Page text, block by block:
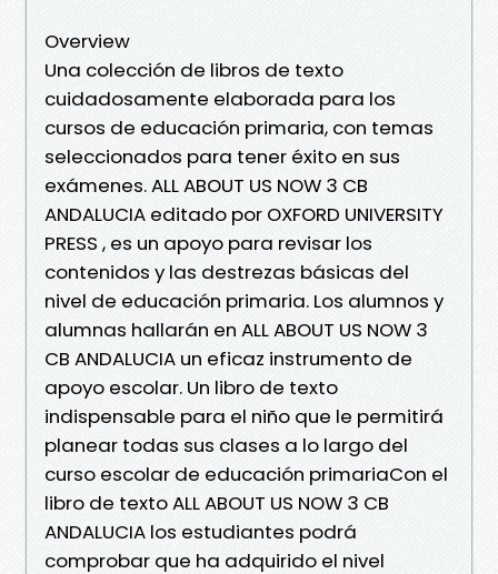
Overview
Una colección de libros de texto
cuidadosamente elaborada para los
cursos de educación primaria, con temas
seleccionados para tener éxito en sus
exámenes. ALL ABOUT US NOW 3 CB
ANDALUCIA editado por OXFORD UNIVERSITY
PRESS , es un apoyo para revisar los
contenidos y las destrezas básicas del
nivel de educación primaria. Los alumnos y
alumnas hallarán en ALL ABOUT US NOW 3
CB ANDALUCIA un eficaz instrumento de
apoyo escolar. Un libro de texto
indispensable para el niño que le permitirá
planear todas sus clases a lo largo del
curso escolar de educación primariaCon el
libro de texto ALL ABOUT US NOW 3 CB
ANDALUCIA los estudiantes podrá
comprobar que ha adquirido el nivel